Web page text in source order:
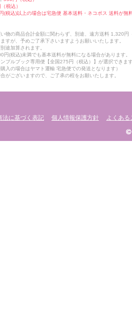
税込）
(税込)以上の場合は宅急便 基本送料・ネコポス 送料が無
物の商品合計金額に関わらず、別途、遠方送料 1,320円
すが、予めご了承下さいますようお願いいたします。
途加算されます。
(税込)未満でも基本送料が無料になる場合があります。
プルブック専用便【全国275円（税込）】が選択できます
入の場合はヤマト運輸 宅急便での発送となります）
がございますので、ご了承の程をお願いたします。
法に基づく表記 個人情報保護方針 よくある